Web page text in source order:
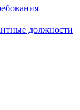
должности